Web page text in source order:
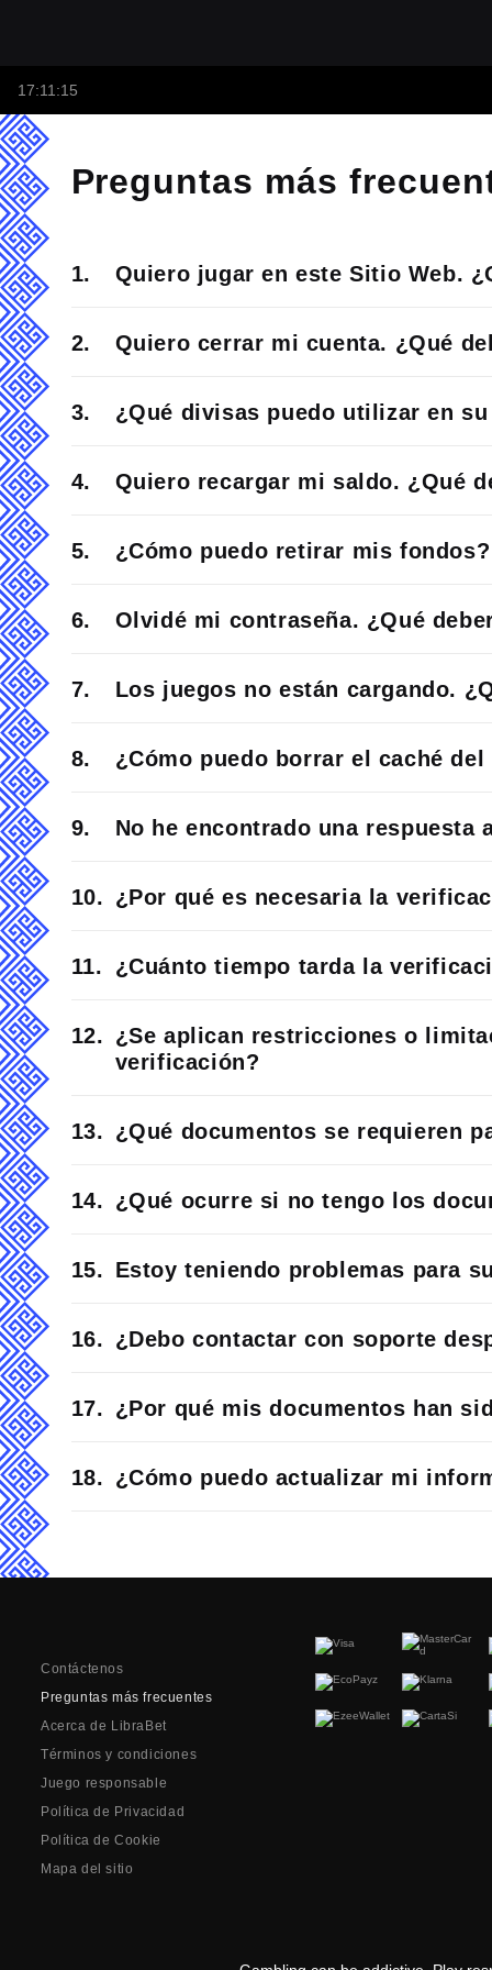
17:11:15
Preguntas más
Quiero jugar en este Sitio Web.
Quiero cerrar mi cuenta. ¿Qué
¿Qué divisas puedo utilizar en
Quiero recargar mi saldo. ¿Qué
¿Cómo puedo retirar mis fondos?
Olvidé mi contraseña. ¿Qué
Los juegos no están cargando.
¿Cómo puedo borrar el caché del
No he encontrado una respuesta
¿Por qué es necesaria la
¿Cuánto tiempo tarda la
¿Se aplican restricciones o
verificación?
¿Qué documentos se requieren
¿Qué ocurre si no tengo los
Estoy teniendo problemas para
¿Debo contactar con soporte
¿Por qué mis documentos han
¿Cómo puedo actualizar mi
Contáctenos
Preguntas más frecuentes
Acerca de LibraBet
Términos y condiciones
Juego responsable
Política de Privacidad
Política de Cookie
Mapa del sitio